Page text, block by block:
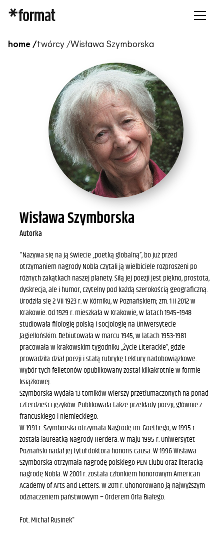
home /twórcy /Wisława Szymborska
Wisława Szymborska
Autorka
"Nazywa się na ją świecie „poetką globalną”, bo już przed
otrzymaniem nagrody Nobla czytali ją wielbiciele rozproszeni po
różnych zakątkach naszej planety. Siłą jej poezji jest piękno, prostota,
dyskrecja, ale i humor, czytelny pod każdą szerokością geograficzną.
Urodziła się 2 VII 1923 r. w Kórniku, w Poznańskiem; zm. 1 II 2012 w
Krakowie. Od 1929 r. mieszkała w Krakowie, w latach 1945–1948
studiowała filologię polską i socjologię na Uniwersytecie
Jagiellońskim. Debiutowała w marcu 1945, w latach 1953-1981
pracowała w krakowskim tygodniku „Życie Literackie”, gdzie
prowadziła dział poezji i stałą rubrykę Lektury nadobowiązkowe.
Wybór tych felietonów opublikowany został kilkakrotnie w formie
książkowej.
Szymborska wydała 13 tomików wierszy przetłumaczonych na ponad
czterdzieści języków. Publikowała także przekłady poezji, głównie z
francuskiego i niemieckiego.
W 1991 r. Szymborska otrzymała Nagrodę im. Goethego, w 1995 r.
została laureatką Nagrody Herdera. W maju 1995 r. Uniwersytet
Poznański nadał jej tytuł doktora honoris causa. W 1996 Wisława
Szymborska otrzymała nagrodę polskiego PEN Clubu oraz literacką
nagrodę Nobla. W 2001 r. została członkiem honorowym American
Academy of Arts and Letters. W 2011 r. uhonorowano ją najwyższym
odznaczeniem państwowym − Orderem Orła Białego.
Fot. Michał Rusinek"